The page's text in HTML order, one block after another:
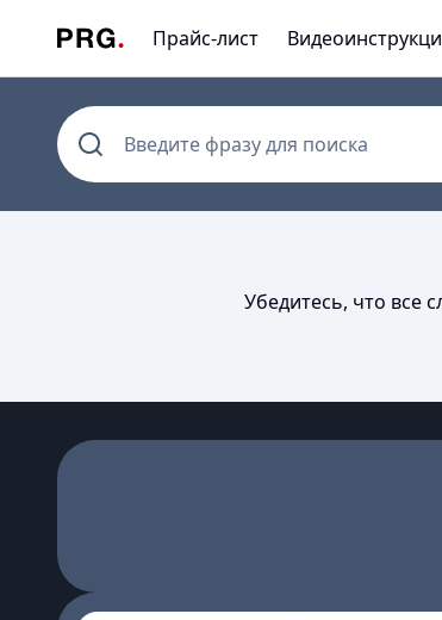
Прайс-лист
Введите фразу для поиска
Убедитесь, что все